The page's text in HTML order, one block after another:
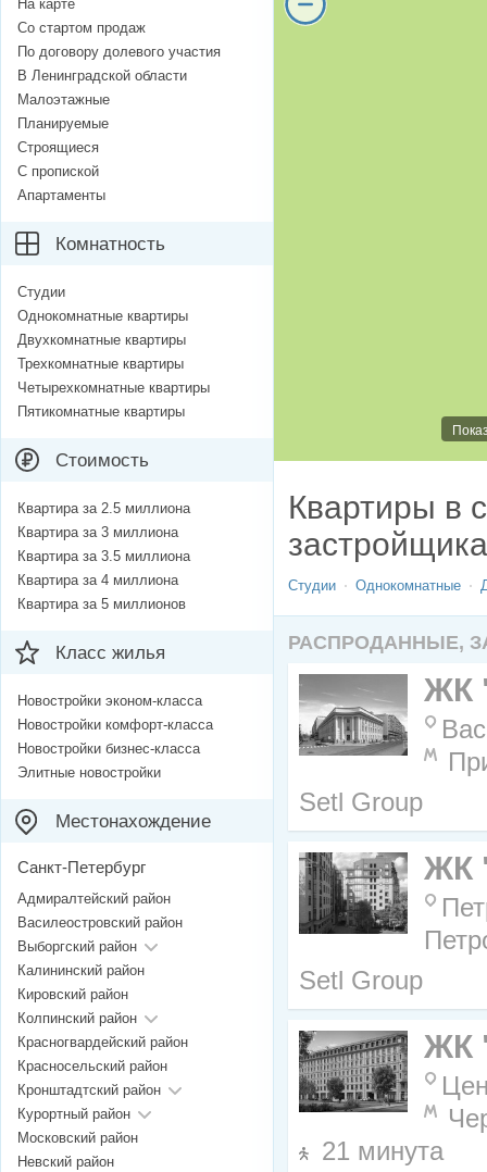
Квартиры в
застройщика
Студии Однокомнатные
РАСПРОДАННЫЕ,
ЖК
Setl Group
ЖК
Setl Group
ЖК
21 минута
На карте
Со стартом продаж
По договору долевого участия
В Ленинградской области
Малоэтажные
Планируемые
Строящиеся
С пропиской
Апартаменты
Комнатность
Студии
Однокомнатные квартиры
Двухкомнатные квартиры
Трехкомнатные квартиры
Четырехкомнатные квартиры
Пятикомнатные квартиры
Стоимость
Квартира за 2.5 миллиона
Квартира за 3 миллиона
Квартира за 3.5 миллиона
Квартира за 4 миллиона
Квартира за 5 миллионов
Класс жилья
Новостройки эконом-класса
Новостройки комфорт-класса
Новостройки бизнес-класса
Элитные новостройки
Местонахождение
Санкт-Петербург
Адмиралтейский район
Василеостровский район
Выборгский район
Калининский район
Кировский район
Колпинский район
Красногвардейский район
Красносельский район
Кронштадтский район
Курортный район
Московский район
Невский район